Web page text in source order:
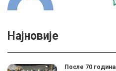
Најновије
После 70